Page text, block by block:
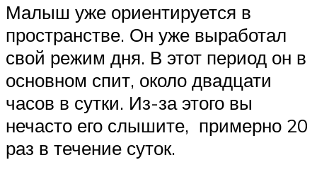
Малыш уже ориентируется в
пространстве. Он уже выработал
свой режим дня. В этот период он в
основном спит, около двадцати
часов в сутки. Из-за этого вы
нечасто его слышите, примерно 20
раз в течение суток.